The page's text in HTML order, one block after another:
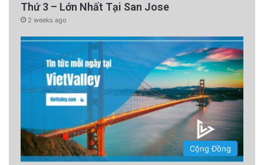
Thứ 3 – Lớn Nhất Tại San Jose
2 weeks ago
Cộng Đồng